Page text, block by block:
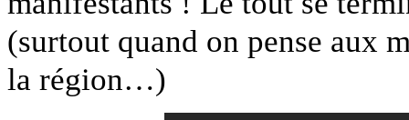
(surtout quand on pense aux
la région…)